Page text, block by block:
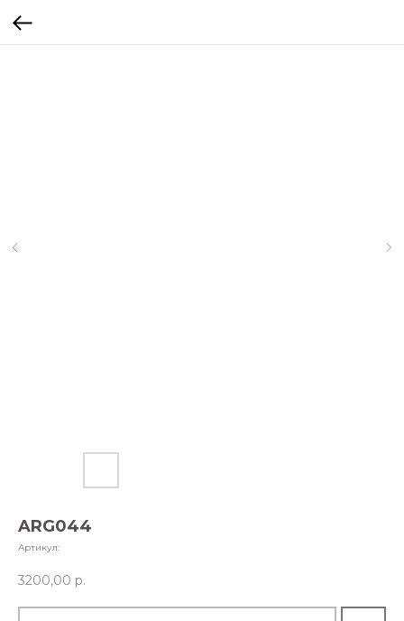
ARG044
Артикул:
3200,00 р.